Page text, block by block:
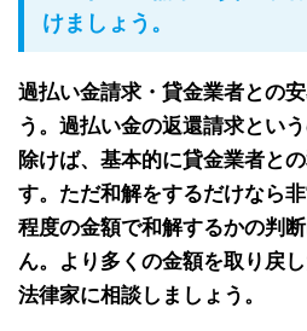
けましょう。
過払い金請求・貸金業者との
う。過払い金の返還請求とい
除けば、基本的に貸金業者と
す。ただ和解をするだけなら
程度の金額で和解するかの判
ん。より多くの金額を取り戻
法律家に相談しましょう。